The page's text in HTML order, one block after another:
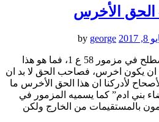
ثقافتك
حجبت
النور
2017
george
, ورد هذا المصطلح في مزمور 58 ع 1، فما هو هذا
يكون اخرس، فصاحب الحق لا بد ان
لأدركنا ان هذا الحق الأخرس ما
بني ادم” كما يسميه المزمور في
بالمستقيمات من الخارج ولكن